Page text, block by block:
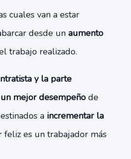
cuales van a estar
desde un aumento
trabajo realizado.
y la parte
mejor desempeñode
a incrementar la
es un trabajador más